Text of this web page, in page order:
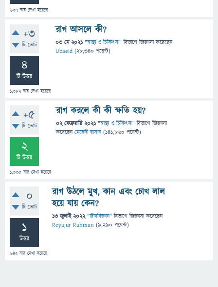
637 বার দেখা হয়েছে
+3
টি ভোট
4
টি উত্তর
1,382বার দেখা হয়েছে
রাগ আসলে কী?
03 মে 2021 "স্বাস্থ্য ও চিকিৎসা" বিভাগে জিজ্ঞাসাকরেছেন
Ubaeid (28,340 পয়েন্ট)
+5
টি ভোট
2
টি উত্তর
1,335 বার দেখা হয়েছে
রাগ করলে কী কী ক্ষতি হয়?
02 ফেব্রুয়ারি 2021 "স্বাস্থ্য ও চিকিৎসা" বিভাগে জিজ্ঞাসা
করেছেনমেহেদী হাসান (141,860 পয়েন্ট)
0
টি ভোট
1
উত্তর
642বার দেখা হয়েছে
রাগ উঠলে মুখ, কান এবং চোখ লাল
হয়ে যায় কেন?
13 জুলাই 2022 "জীববিজ্ঞান" বিভাগে জিজ্ঞাসাকরেছেন
Reyajur Rahman (9,290 পয়েন্ট)